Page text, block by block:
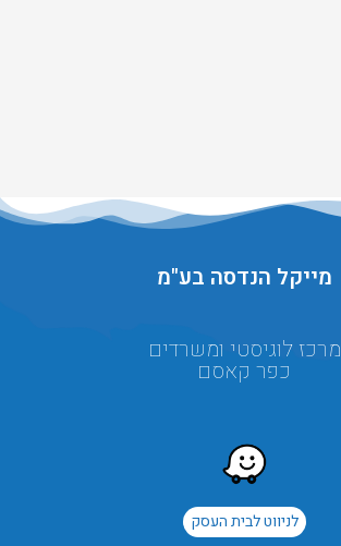
מייקל הנדסה בע"מ
מרכז לוגיסטי ומשרדים
כפר קאסם
לניווט לבית העסק